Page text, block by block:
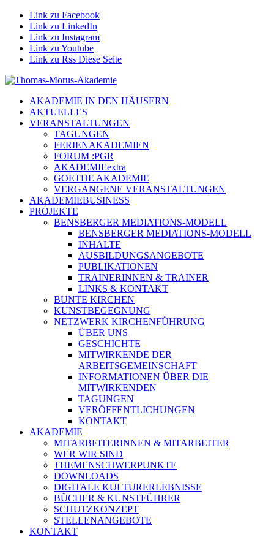
Link zu Facebook
Link zu LinkedIn
Link zu Instagram
Link zu Youtube
Link zu Rss Diese Seite
AKADEMIE IN DEN HÄUSERN
AKTUELLES
VERANSTALTUNGEN
TAGUNGEN
FERIENAKADEMIEN
FORUM :PGR
AKADEMIEextra
GOETHE AKADEMIE
VERGANGENE VERANSTALTUNGEN
AKADEMIEBUSINESS
PROJEKTE
BENSBERGER MEDIATIONS-MODELL
BENSBERGER MEDIATIONS-MODELL
INHALTE
AUSBILDUNGSANGEBOTE
PUBLIKATIONEN
TRAINERINNEN & TRAINER
LINKS & KONTAKT
BUNTE KIRCHEN
KUNSTBEGEGNUNG
NETZWERK KIRCHENFÜHRUNG
ÜBER UNS
GESCHICHTE
MITWIRKENDE DER
ARBEITSGEMEINSCHAFT
INFORMATIONEN ÜBER DIE
MITWIRKENDEN
TAGUNGEN
VERÖFFENTLICHUNGEN
KONTAKT
AKADEMIE
MITARBEITERINNEN & MITARBEITER
WER WIR SIND
THEMENSCHWERPUNKTE
DOWNLOADS
DIGITALE KULTURERLEBNISSE
BÜCHER & KUNSTFÜHRER
SCHUTZKONZEPT
STELLENANGEBOTE
KONTAKT